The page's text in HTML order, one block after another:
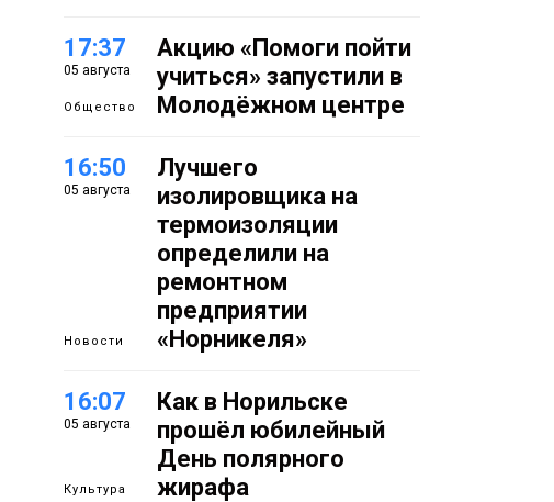
17:37
05 августа
Общество
Акцию «Помоги пойти
учиться» запустили в
Молодёжном центре
16:50
05 августа
Новости
Лучшего
изолировщика на
термоизоляции
определили на
ремонтном
предприятии
«Норникеля»
16:07
05 августа
Культура
Как в Норильске
прошёл юбилейный
День полярного
жирафа